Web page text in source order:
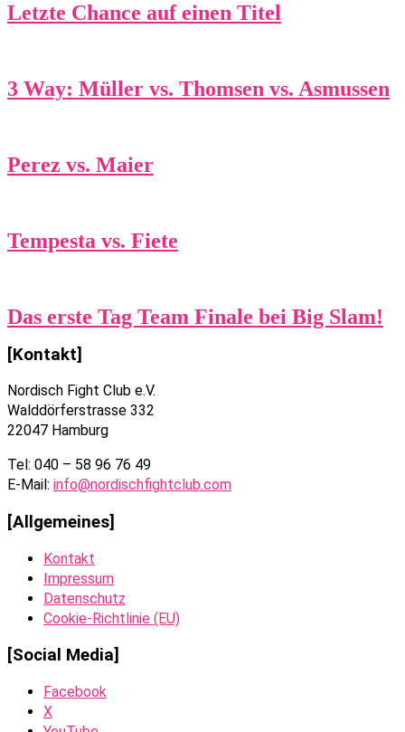
Letzte Chance auf einen Titel
3 Way: Müller vs. Thomsen vs. Asmussen
Perez vs. Maier
Tempesta vs. Fiete
Das erste Tag Team Finale bei Big Slam!
[Kontakt]
Nordisch Fight Club e.V.
Walddörferstrasse 332
22047 Hamburg
Tel: 040 – 58 96 76 49
E-Mail: info@nordischfightclub.com
[Allgemeines]
Kontakt
Impressum
Datenschutz
Cookie-Richtlinie (EU)
[Social Media]
Facebook
X